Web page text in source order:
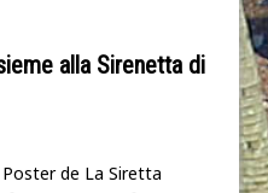
alla Sirenetta di
Poster de La Siretta